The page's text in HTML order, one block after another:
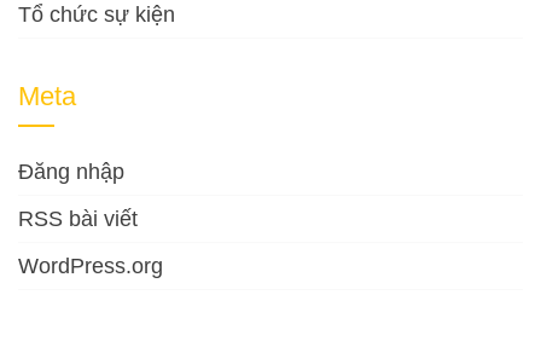
Tổ chức sự kiện
Meta
Đăng nhập
RSS bài viết
WordPress.org